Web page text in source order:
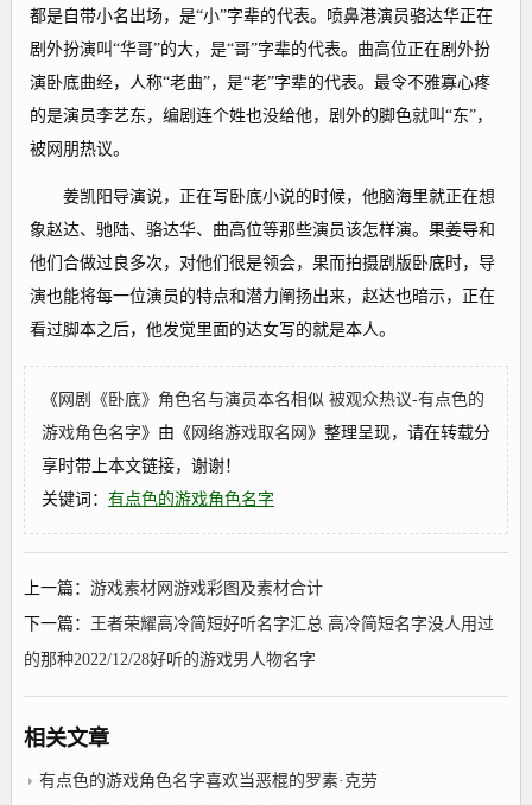
都是自带小名出场，是“小”字辈的代表。喷鼻港演员骆达华正在
剧外扮演叫“华哥”的大，是“哥”字辈的代表。曲高位正在剧外扮
演卧底曲经，人称“老曲”，是“老”字辈的代表。最令不雅寡心疼
的是演员李艺东，编剧连个姓也没给他，剧外的脚色就叫“东”，
被网朋热议。
姜凯阳导演说，正在写卧底小说的时候，他脑海里就正在想
象赵达、驰陆、骆达华、曲高位等那些演员该怎样演。果姜导和
他们合做过良多次，对他们很是领会，果而拍摄剧版卧底时，导
演也能将每一位演员的特点和潜力阐扬出来，赵达也暗示，正在
看过脚本之后，他发觉里面的达女写的就是本人。
《 网剧《卧底》角色名与演员本名相似 被观众热议-有点色的
游戏角色名字》由《 网络游戏取名网 》整理呈现，请在转载分
享时带上本文链接，谢谢！
关键词： 有点色的游戏角色名字
上一篇： 游戏素材网游戏彩图及素材合计
下一篇：
王者荣耀高冷简短好听名字汇总 高冷简短名字没人用过
的那种2022/12/28好听的游戏男人物名字
相关文章
有点色的游戏角色名字喜欢当恶棍的罗素·克劳